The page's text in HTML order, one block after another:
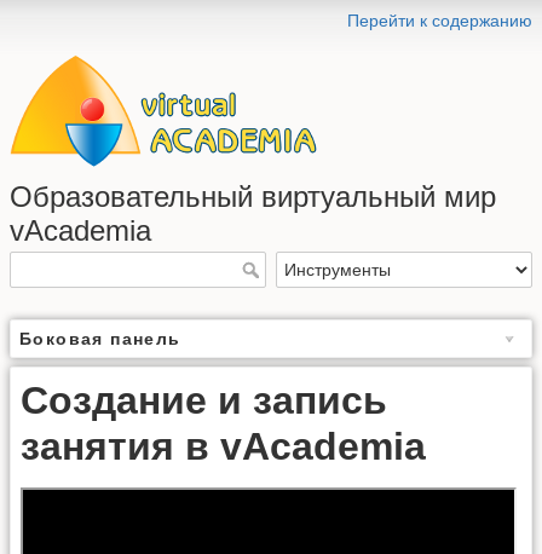
Перейти к содержанию
Образовательный виртуальный мир
vAcademia
Боковая панель
Создание и запись
занятия в vAcademia